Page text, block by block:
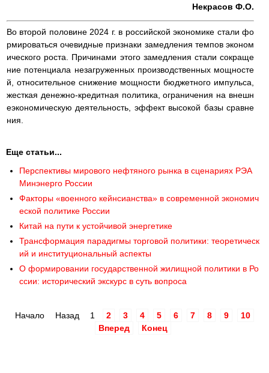
Некрасов Ф.О.
Во второй половине 2024 г. в российской экономике стали фо
рмироваться очевидные признаки замедления темпов эконом
ического роста. Причинами этого замедления стали сокраще
ние потенциала незагруженных производственных мощносте
й, относительное снижение мощности бюджетного импульса,
жесткая денежно-кредитная политика, ограничения на внешн
еэкономическую деятельность, эффект высокой базы сравне
ния.
Еще статьи...
Перспективы мирового нефтяного рынка в сценариях РЭА
Минэнерго России
Факторы «военного кейнсианства» в современной экономич
еской политике России
Китай на пути к устойчивой энергетике
Трансформация парадигмы торговой политики: теоретическ
ий и институциональный аспекты
О формировании государственной жилищной политики в Ро
ссии: исторический экскурс в суть вопроса
Начало Назад 1 2 3 4 5 6 7 8 9
10
Вперед
Конец